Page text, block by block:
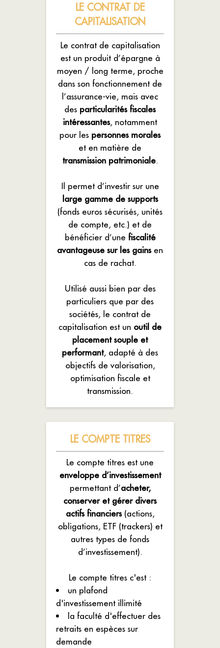
LE CONTRAT DE
CAPITALISATION
Le contrat de capitalisation
est un produit d’épargne à
moyen / long terme, proche
dans son fonctionnement de
l’assurance-vie, mais avec
des particularités fiscales
intéressantes, notamment
pour les personnes morales
et en matière de
transmission patrimoniale.
Il permet d’investir sur une
large gamme de supports
(fonds euros sécurisés, unités
de compte, etc.) et de
bénéficier d’une fiscalité
avantageuse sur les gainsen
cas de rachat.
Utilisé aussi bien par des
particuliers que par des
sociétés, le contrat de
capitalisation est un outil de
placement souple et
performant, adapté à des
objectifs de valorisation,
optimisation fiscale et
transmission.
LE COMPTE TITRES
Le compte titres est une
enveloppe d’investissement
permettant d’acheter,
conserver et gérer divers
actifs financiers(actions,
obligations, ETF (trackers) et
autres types de fonds
d’investissement).
Le compte titres c'est :
un plafond
d'investissement illimité
la faculté d'effectuer des
retraits en espèces sur
demande